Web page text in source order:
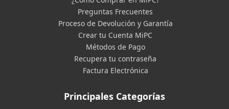
Preguntas Frecuentes
Proceso de Devolución y Garantía
Crear tu Cuenta MiPC
Métodos de Pago
Recupera tu contraseña
Factura Electrónica
Principales Categorías